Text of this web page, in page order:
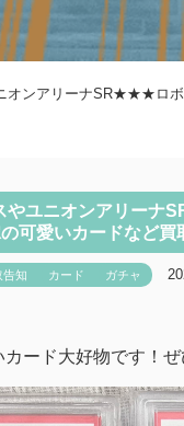
オンアリーナSR★★★ロボ
やユニオンアリー
可愛いカードなど買
告知 カード ガチャ
ード大好物です！ぜ